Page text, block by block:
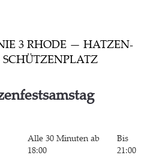
3 RHO­DE — HAT­ZEN­
Alle 30 Minu­ten ab
Bis
18:00
21:00